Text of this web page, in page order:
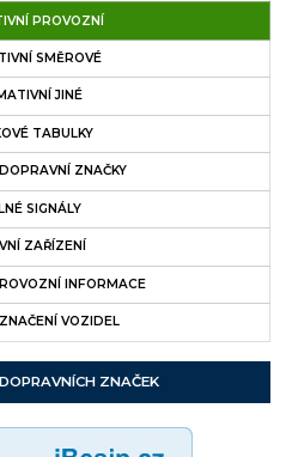
PROVOZNÍ
SMĚROVÉ
JINÉ
TABULKY
ZNAČKY
SIGNÁLY
ZAŘÍZENÍ
INFORMACE
VOZIDEL
ZNAČEK